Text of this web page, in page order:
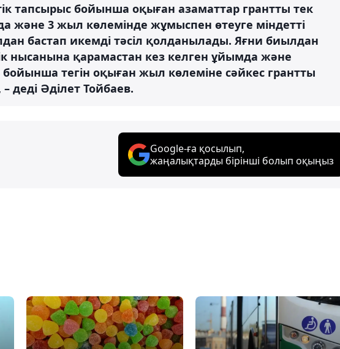
тапсырыс бойынша оқыған азаматтар грантты тек
және 3 жыл көлемінде жұмыспен өтеуге міндетті
бастап икемді тәсіл қолданылады. Яғни биылдан
нысанына қарамастан кез келген ұйымда және
тегін оқыған жыл көлеміне сәйкес грантты
деді Әділет Тойбаев.
Google-ға қосылып,
жаңалықтарды бірінші болып оқыңыз